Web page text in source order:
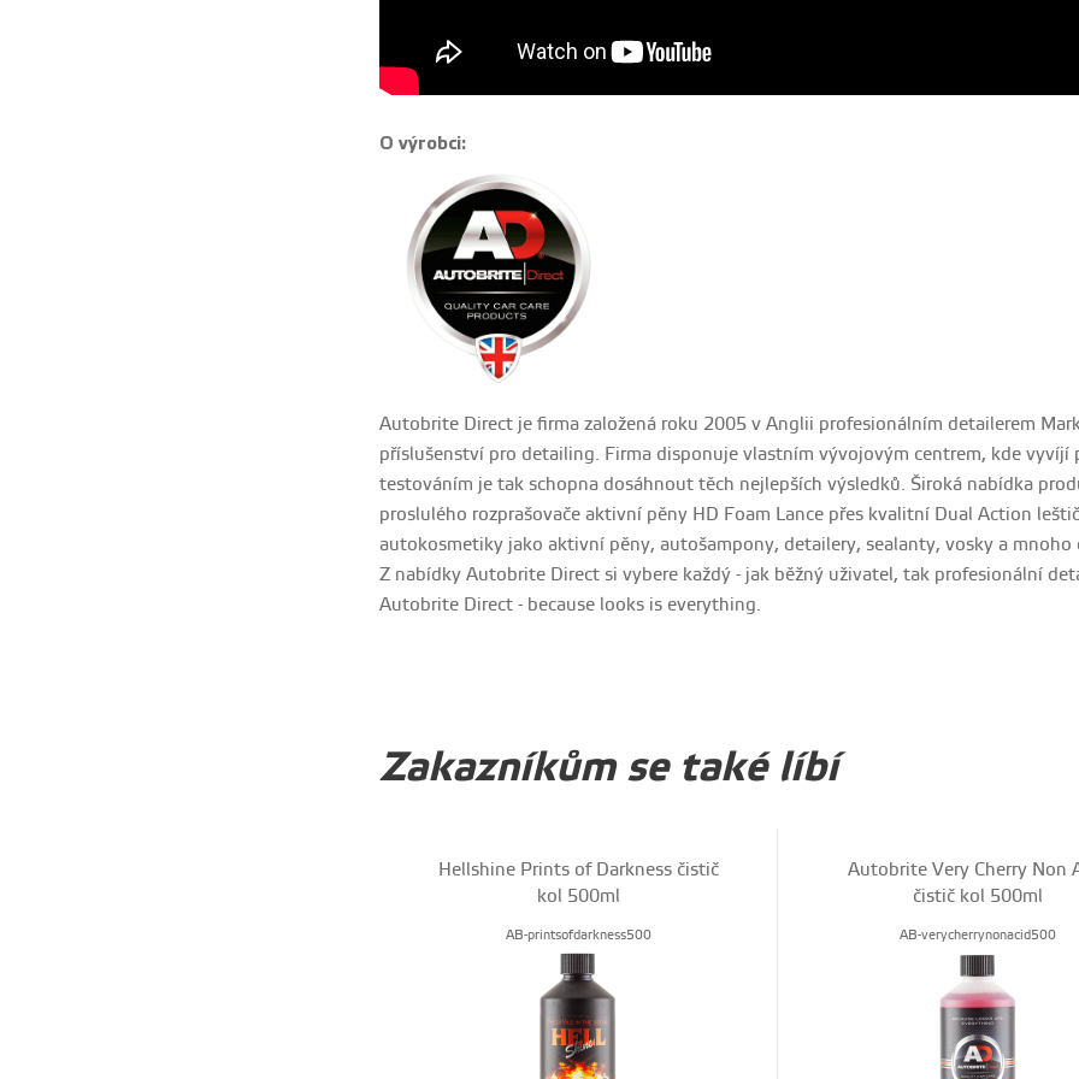
O výrobci:
Autobrite Direct je firma založená roku 2005 v Anglii profesionálním detailerem
příslušenství pro detailing. Firma disponuje vlastním vývojovým centrem, kde
testováním je tak schopna dosáhnout těch nejlepších výsledků. Široká nabídka
proslulého rozprašovače aktivní pěny HD Foam Lance přes kvalitní Dual Action
autokosmetiky jako aktivní pěny, autošampony, detailery, sealanty, vosky a mnoho
Z nabídky Autobrite Direct si vybere každý - jak běžný uživatel, tak profesionální
Autobrite Direct - because looks is everything.
Zakazníkům se také líbí
Hellshine Prints of Darkness čistič
kol 500ml
AB-printsofdarkness500
Autobrite Very Cherry Non
čistič kol 500ml
AB-verycherrynonacid500